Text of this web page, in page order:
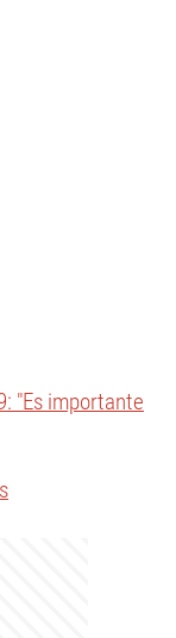
"Es importante